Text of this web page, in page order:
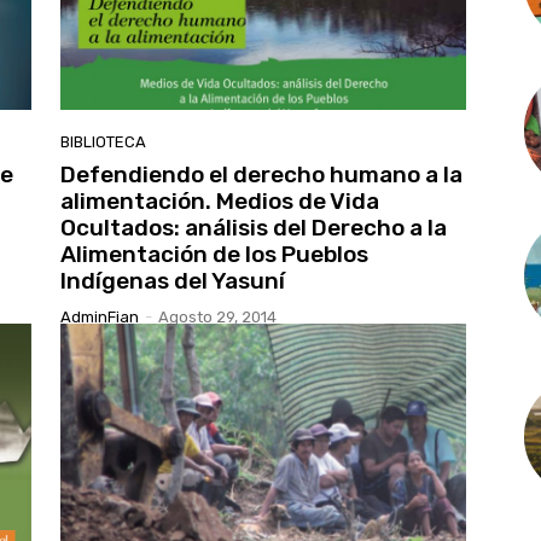
BIBLIOTECA
Defendiendo el derecho humano a la
alimentación. Medios de Vida
Ocultados: análisis del Derecho a la
Alimentación de los Pueblos
Indígenas del Yasuní
AdminFian - Agosto 29, 2014